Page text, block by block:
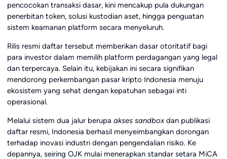
pencocokan transaksi dasar, kini mencakup pula dukungan
penerbitan token, solusi kustodian aset, hingga penguatan
sistem keamanan platform secara menyeluruh.
Rilis resmi daftar tersebut memberikan dasar otoritatif bagi
para investor dalam memilih platform perdagangan yang legal
dan terpercaya. Selain itu, kebijakan ini secara signifikan
mendorong perkembangan pasar kripto Indonesia menuju
ekosistem yang sehat dengan kepatuhan sebagai inti
operasional.
Melalui sistem dua jalur berupa akses sandboxdan publikasi
daftar resmi, Indonesia berhasil menyeimbangkan dorongan
terhadap inovasi industri dengan pengendalian risiko. Ke
depannya, seiring OJK mulai menerapkan standar setara MiCA